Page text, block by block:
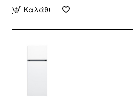
Καλάθι